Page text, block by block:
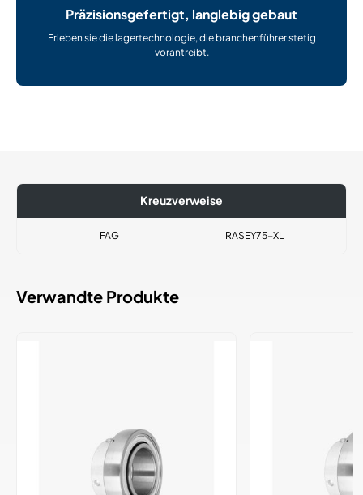
Präzisionsgefertigt, langlebig gebaut
Erleben sie die lagertechnologie, die branchenführer stetig
vorantreibt.
Kreuzverweise
FAG RASEY75-XL
Verwandte Produkte